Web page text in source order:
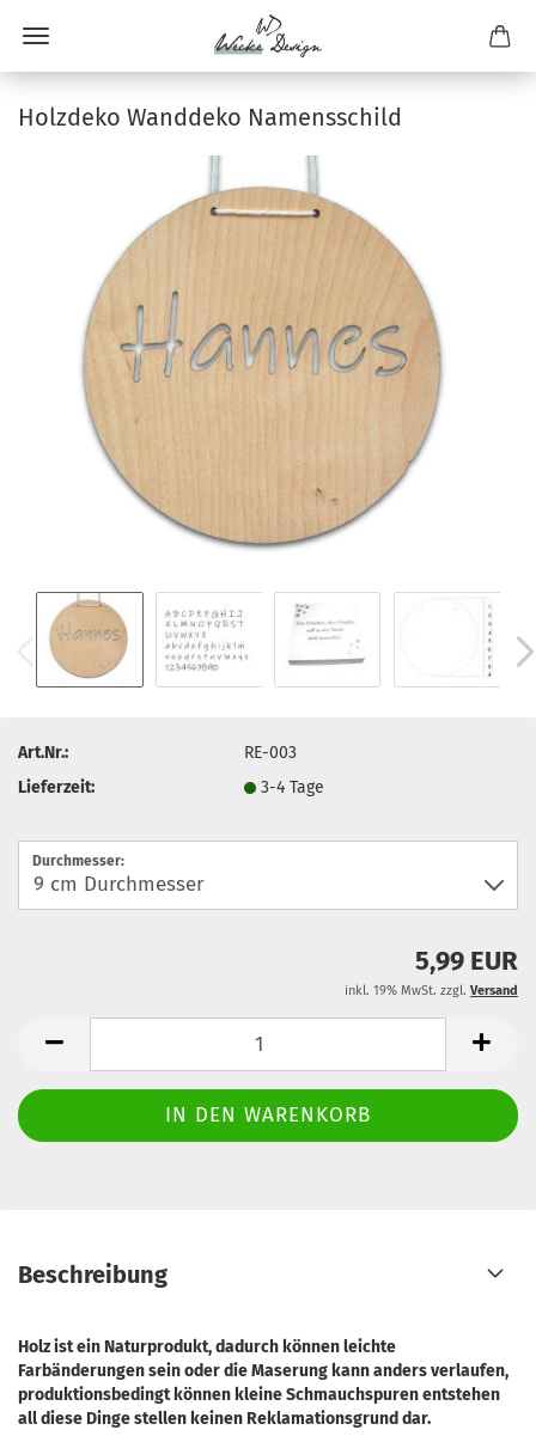
Holzdeko Wanddeko Namensschild
Art.Nr.:
RE-003
Lieferzeit:
3-4 Tage
Durchmesser:
5,99 EUR
inkl. 19% MwSt. zzgl. Versand
Beschreibung
Holz ist ein Naturprodukt, dadurch können leichte
Farbänderungen sein oder die Maserung kann anders verlaufen,
produktionsbedingt können kleine Schmauchspuren entstehen
all diese Dinge stellen keinen Reklamationsgrund dar.